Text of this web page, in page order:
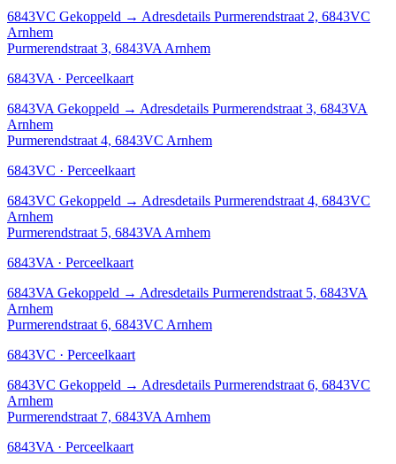
6843VC Gekoppeld → Adresdetails Purmerendstraat 2, 6843VC
Arnhem
Purmerendstraat 3, 6843VA Arnhem
6843VA · Perceelkaart
6843VA Gekoppeld → Adresdetails Purmerendstraat 3, 6843VA
Arnhem
Purmerendstraat 4, 6843VC Arnhem
6843VC · Perceelkaart
6843VC Gekoppeld → Adresdetails Purmerendstraat 4, 6843VC
Arnhem
Purmerendstraat 5, 6843VA Arnhem
6843VA · Perceelkaart
6843VA Gekoppeld → Adresdetails Purmerendstraat 5, 6843VA
Arnhem
Purmerendstraat 6, 6843VC Arnhem
6843VC · Perceelkaart
6843VC Gekoppeld → Adresdetails Purmerendstraat 6, 6843VC
Arnhem
Purmerendstraat 7, 6843VA Arnhem
6843VA · Perceelkaart